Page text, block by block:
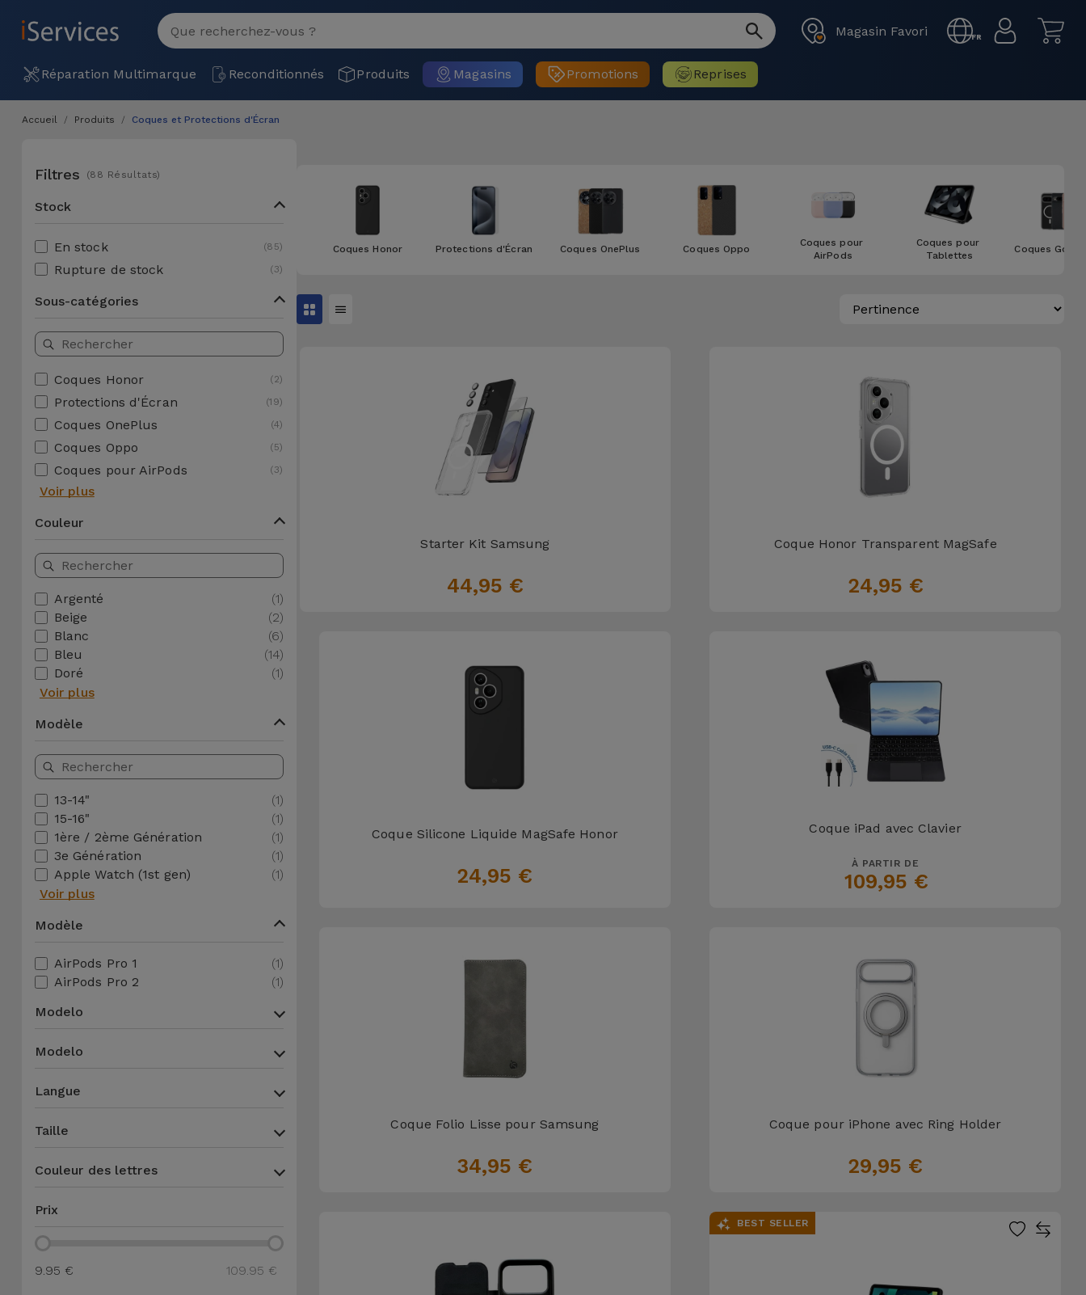
Magasin Favori FR
Réparation Multimarque Reconditionnés Produits Magasins Promotions Reprises
MENU
Réparation
Différentes
Pannes
iPhone
iPad
Macbook
Samsung
Xiaomi
Huawei
Google
Dyson
TCL
Autres
Marques
Voir
tout
iPhone
Reconditionnés
MacBooks
Reconditionnés
iPads
Apple Watch
Reconditionnés
Samsungs
Reconditionnés
iMacs
Reconditionnés
Consoles de
Jeux
Reconditionnées
Voir
tout
Produits
Drones
Nouveautés
Câbles
Adaptateurs
Coques et
Protections
d'Écran
Externes
Chargeurs
Ecouteurs
et
Enceintes
Montres
Connectées
Bracelets
Chaînes
de
Téléphone
Gadgets
Hygiène
et
Maison
Portefeuilles,
Accessoires
Auto et
d'ordinateur
Reprises
Voir
Accueil Produits Coques et Protections d'Écran
Filtres (88 Résultats)
Stock
En stock (85)
Rupture de stock (3)
Sous-catégories
Coques Honor (2)
Protections d'Écran (19)
Coques OnePlus (4)
Coques Oppo (5)
Coques pour AirPods (3)
Voir plus
Couleur
Argenté
(1)
Beige
(2)
Blanc
(6)
Bleu
(14)
Doré
(1)
Voir plus
Modèle
13-14"
(1)
15-16"
(1)
1ère / 2ème Génération
(1)
3e Génération
(1)
Apple Watch (1st gen)
(1)
Voir plus
Modèle
AirPods Pro 1
(1)
AirPods Pro 2
(1)
Modelo
Modelo
Langue
Taille
Couleur des lettres
Prix
9.95 € 109.95 €
Coques Honor Protections d'Écran Coques OnePlus Coques Oppo
Coques pour
AirPods
Coques pour
Tablettes
Coques
Starter Kit Samsung
44,95 €
Coque Honor Transparent MagSafe
24,95 €
Coque Silicone Liquide MagSafe Honor
24,95 €
Coque iPad avec Clavier
À PARTIR DE
109,95 €
Coque Folio Lisse pour Samsung
34,95 €
Coque pour iPhone avec Ring Holder
29,95 €
BEST SELLER